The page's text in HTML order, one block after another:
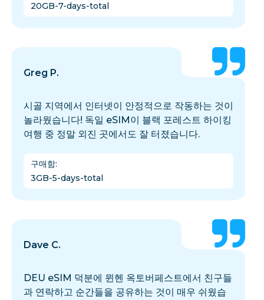
20GB-7-days-total
Greg P.
시골 지역에서 인터넷이 안정적으로 작동하는 것이
놀라웠습니다! 독일 eSIM이 블랙 포레스트 하이킹
여행 중 정말 외진 곳에서도 잘 터졌습니다.
구매함:
3GB-5-days-total
Dave C.
DEU eSIM 덕분에 뮌헨 옥토버페스트에서 친구들
과 연락하고 순간들을 공유하는 것이 매우 쉬웠습